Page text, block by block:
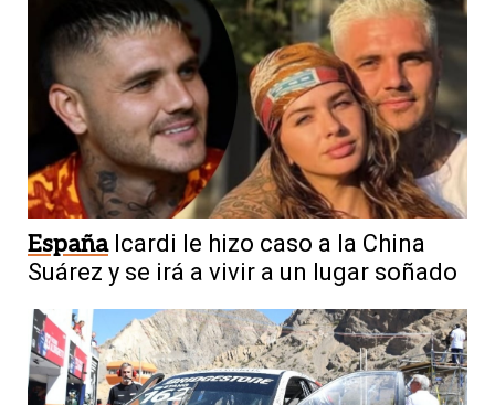
España Icardi le hizo caso a la China
Suárez y se irá a vivir a un lugar soñado